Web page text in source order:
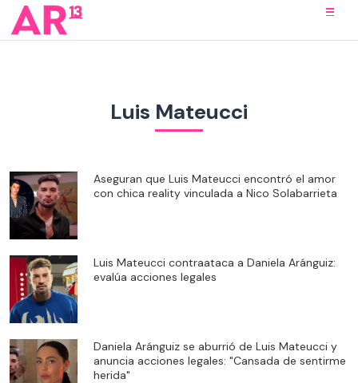
Luis Mateucci
Aseguran que Luis Mateucci encontró el amor
con chica reality vinculada a Nico Solabarrieta
Luis Mateucci contraataca a Daniela Aránguiz:
evalúa acciones legales
Daniela Aránguiz se aburrió de Luis Mateucci y
anuncia acciones legales: "Cansada de sentirme
herida"